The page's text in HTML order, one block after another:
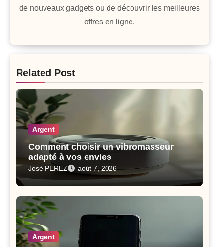
de nouveaux gadgets ou de découvrir les meilleures
offres en ligne.
Related Post
Argent
Comment choisir un vibromasseur
adapté à vos envies
José PEREZ août 7, 2026
Argent